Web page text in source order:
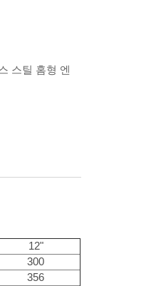
스틸 홈형 엔
12"
300
356